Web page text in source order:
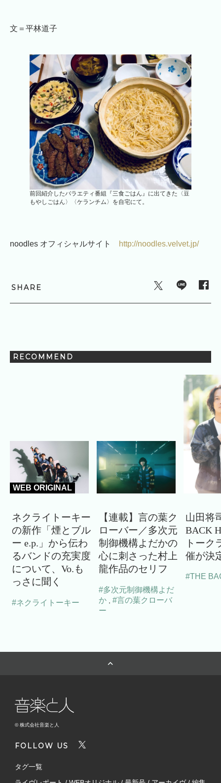
文＝平林道子
前回紹介したバラエティ番組『三食ごはん』に出てきた〈豆
もやしごはん〉〈ケランチム〉を自宅にて。
noodles オフィシャルサイト http://noodles.velvet.jp/
SHARE
RECOMMEND
WEB ORIGINAL
ネクライトーキー
の新作「煙とブル
ー e.p.」から伝わ
るバンドの充実度
について、Vo.も
っさに聞く
#ネクライトーキー
【連載】言の葉ク
ローバー／多次元
制御機構よだかの
心に刺さった村上
龍作品のセリフ
#多次元制御機構よだ
か
#言の葉クローバ
ー
山田将
BACK
トーク
催が決
#THE
© 株式会社音楽と人
FOLLOW US
タグ一覧